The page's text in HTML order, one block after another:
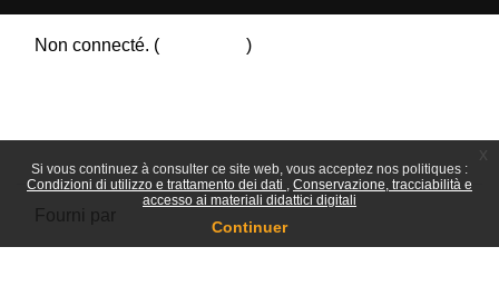
Si vous continuez à consulter ce site web, vous acceptez nos politiques :
Condizioni di utilizzo e trattamento dei dati
Conservazione, tracciabilità e
accesso ai materiali didattici digitali
Continuer
Non connecté. (
)
Fourni par